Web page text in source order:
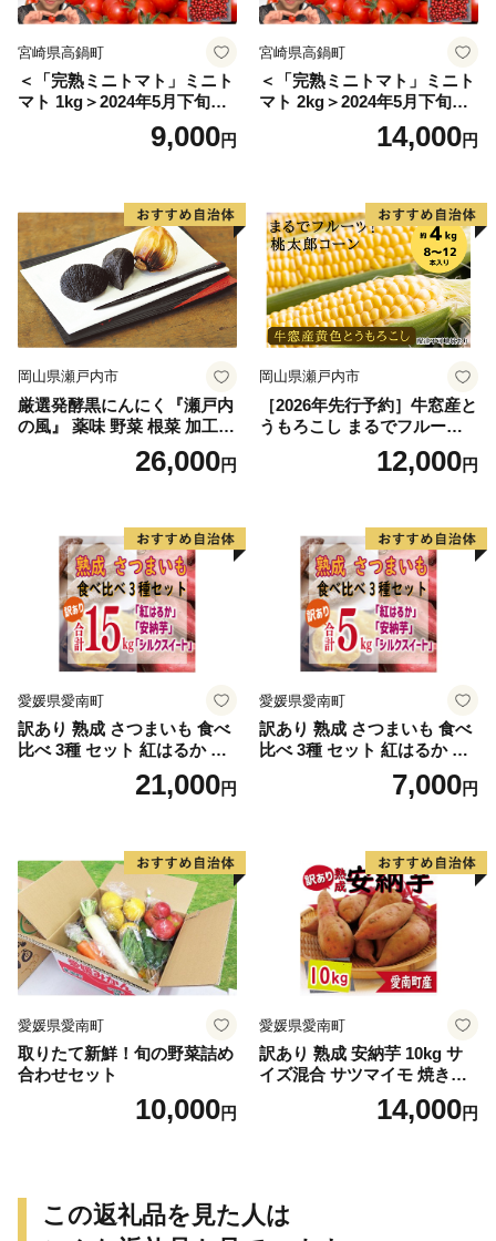
宮崎県高鍋町
＜「完熟ミニトマト」ミニト
マト 1kg＞2024年5月下旬迄
に順次出荷 野菜ソムリエサ
ミット アルル・リリカ共に
県 高鍋町産 産地直送 有機肥
料使用 高糖度 西森農園
9,000円
宮崎県高鍋町
＜「完熟ミニトマト」ミニト
マト 2kg＞2024年5月下旬迄
に順次出荷 野菜ソムリエサ
ミット アルル・リリカ共に
県 高鍋町産 産地直送 有機肥
料使用 高糖度 西森農園
14,000円
岡山県瀬戸内市
厳選発酵黒にんにく『瀬戸内
の風』 薬味 野菜 根菜 加工食
26,000円
岡山県瀬戸内市
［2026年先行予約］牛窓産と
うもろこし まるでフルー
ツ！最高糖度25度超え 生で
甘い、茹でて美味い！ 黄色
12,000円
愛媛県愛南町
訳あり 熟成 さつまいも 食べ
比べ 3種 セット 紅はるか 安
納芋 シルクスイート 合計 15
kg サイズ混合 サツマイモ 焼
芋 ほしいも スイートポテト
いも天 サイズミックス 甘い
ねっとり 生芋 新芋 あんのう
いも 甘藷 べにはるか スイー
ツ 国産 糖度 産地直送 農家直
送 数量限定 21000円 愛媛 愛
南 ミッチーのおみかん畑
21,000円
愛媛県愛南町
訳あり 熟成 さつまいも 食べ
比べ 3種 セット 紅はるか 安
納芋 シルクスイート 合計 5k
g サイズ混合 サツマイモ 焼
芋 ほしいも スイートポテト
いも天 サイズミックス 甘い
ねっとり 生芋 新芋 あんのう
いも 甘藷 べにはるか スイー
ツ 国産 糖度 産地直送 農家直
送 数量限定 7000円 愛媛県 愛
南町 ミッチーのおみかん畑
7,000円
愛媛県愛南町
取りたて新鮮！旬の野菜詰め
合わせセット
10,000円
愛媛県愛南町
訳あり 熟成 安納芋 10kg サ
イズ混合 サツマイモ 焼き芋
干し芋 丸干し 冷凍焼き芋 冷
やし焼き芋 やきいも 蜜芋 ほ
り ほくほく 生芋 新芋 芋 い
も 甘藷 あんのういも スイー
14,000円
この返礼品を見た人は